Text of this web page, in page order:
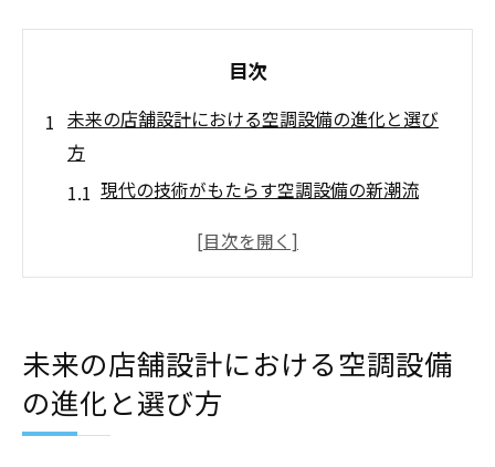
目次
未来の店舗設計における空調設備の進化と選び
方
現代の技術がもたらす空調設備の新潮流
エネルギー効率を高める最新空調技術
空調設備の選び方が店舗の快適さに与える
影響
未来を見据えた空調設備導入のメリット
未来の店舗設計における空調設備
の進化と選び方